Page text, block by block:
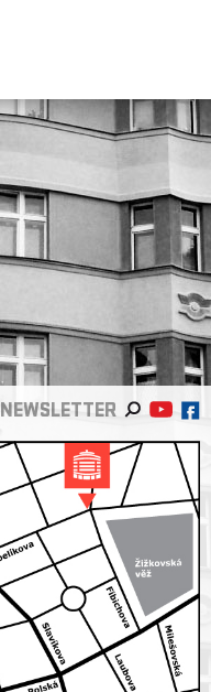
NEWSLETTER